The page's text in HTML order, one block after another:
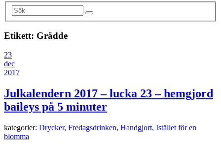
Etikett: Grädde
23
dec
2017
Julkalendern 2017 – lucka 23 – hemgjord
baileys på 5 minuter
kategorier: Drycker, Fredagsdrinken, Handgjort, Istället för en
blomma